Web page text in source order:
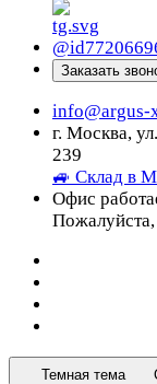
Заказать
info@argus-
г. Москва,
239
🚙 Склад в
Офис
Пожалуйста,
Темная тема